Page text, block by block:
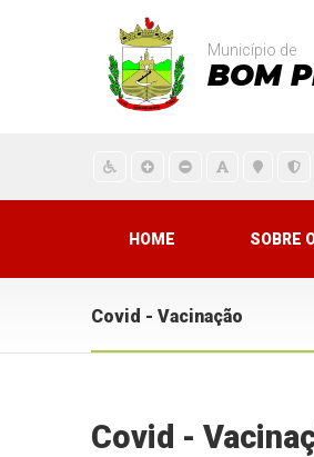
Município de
BOM
HOME SOBRE
Covid - Vacinação
Covid -